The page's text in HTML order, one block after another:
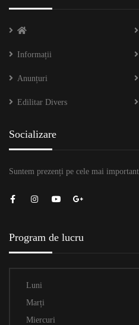
Informații
Anunțuri
Edilitar Divers
Socializare
Suntem prezenți pe cele mai
Program de lucru
Luni
Marți
Miercuri